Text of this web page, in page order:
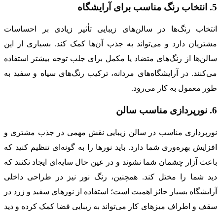
5. انتخاب رنگ مناسب برای آرایشگاه
انتخاب رنگ‌ها در سالن‌های زیبایی تأثیر زیادی بر احساسات
مشتریان دارد و می‌تواند به جذب آن‌ها کمک کند. بسیاری از این
سالن‌ها از رنگ‌های متضاد یا مکمل برای جلب توجه بیشتر استفاده
می‌کنند. در آرایشگاه‌های مردانه، ترکیب رنگ‌های سیاه و سفید به
طور معمول به کار می‌رود.
6. نورپردازی مناسب سالن
نورپردازی مناسب در سالن زیبایی نقش مهمی در جذب مشتری و
افزایش بهره‌وری شما دارد. باید نورها را به گونه‌ای تنظیم کنید که
باعث آزار چشمان شما نشوند و در عین حال سایه‌ای ایجاد نکنند که
دید شما را مختل کند. همچنین، رنگ نور نیز در طراحی داخلی
آرایشگاه بسیار حائز اهمیت است؛ استفاده از نورهای سفید و زرد در
سقف و اطراف میزهای کار می‌تواند به زیبایی فضا کمک کرده و دید